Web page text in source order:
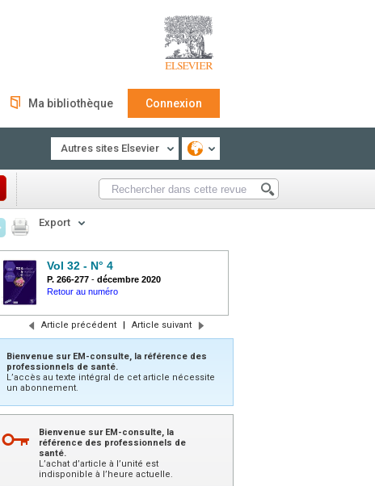
Ma bibliothèque Connexion
Autres sites Elsevier
Export
Vol 32 - N° 4
P. 266-277 - décembre 2020
Retour au numéro
Article précédent | Article suivant
Bienvenue sur EM-consulte, la référence des
professionnels de santé.
L’accès au texte intégral de cet article nécessite
un abonnement.
Bienvenue sur EM-consulte, la
référence des professionnels de
santé.
L’achat d’article à l’unité est
indisponible à l’heure actuelle.